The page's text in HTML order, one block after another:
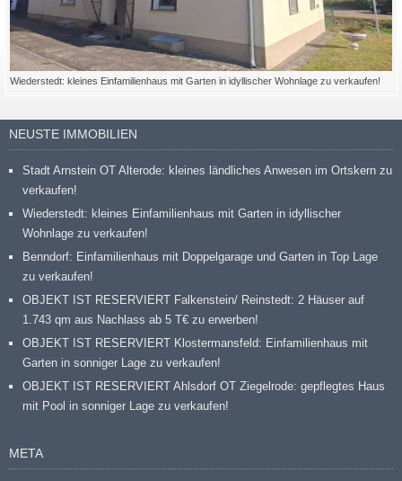
Wiederstedt: kleines Einfamilienhaus mit Garten in idyllischer Wohnlage zu verkaufen!
NEUSTE IMMOBILIEN
Stadt Arnstein OT Alterode: kleines ländliches Anwesen im Ortskern zu
verkaufen!
Wiederstedt: kleines Einfamilienhaus mit Garten in idyllischer
Wohnlage zu verkaufen!
Benndorf: Einfamilienhaus mit Doppelgarage und Garten in Top Lage
zu verkaufen!
OBJEKT IST RESERVIERT Falkenstein/ Reinstedt: 2 Häuser auf
1.743 qm aus Nachlass ab 5 T€ zu erwerben!
OBJEKT IST RESERVIERT Klostermansfeld: Einfamilienhaus mit
Garten in sonniger Lage zu verkaufen!
OBJEKT IST RESERVIERT Ahlsdorf OT Ziegelrode: gepflegtes Haus
mit Pool in sonniger Lage zu verkaufen!
META